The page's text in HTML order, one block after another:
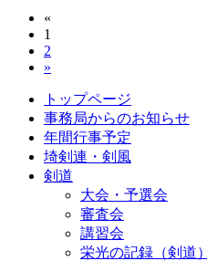
«
1
2
»
トップページ
事務局からのお知らせ
年間行事予定
埼剣連・剣風
剣道
大会・予選会
審査会
講習会
栄光の記録（剣道）